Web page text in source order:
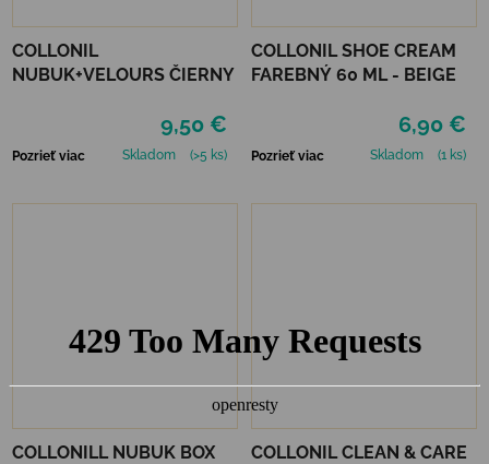
COLLONIL
NUBUK+VELOURS ČIERNY
9,50 €
Pozrieť viac Skladom (>5 ks)
COLLONIL SHOE CREAM
FAREBNÝ 60 ML - BEIGE
6,90 €
Pozrieť viac Skladom (1 ks)
COLLONILL NUBUK BOX
COLLONIL CLEAN & CARE